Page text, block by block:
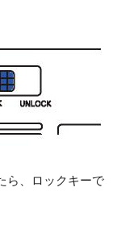
ら、ロックキーで